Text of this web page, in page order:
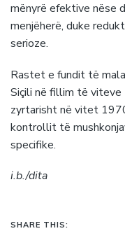
mënyrë efektive nëse
menjëherë, duke
serioze.
Rastet e fundit të
Siçili në fillim të viteve
zyrtarisht në vitet
kontrollit të
specifike.
i.b./dita
SHARE THIS: